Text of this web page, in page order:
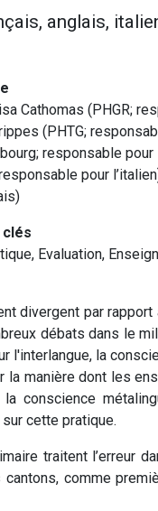
anglais,
Cathomas (PHGR;
(PHTG;
responsable pour
pour
, Evaluation,
divergent par
débats dans le
l'interlangue, la
manière dont les
conscience
cette pratique.
traitent l’erreur
comme